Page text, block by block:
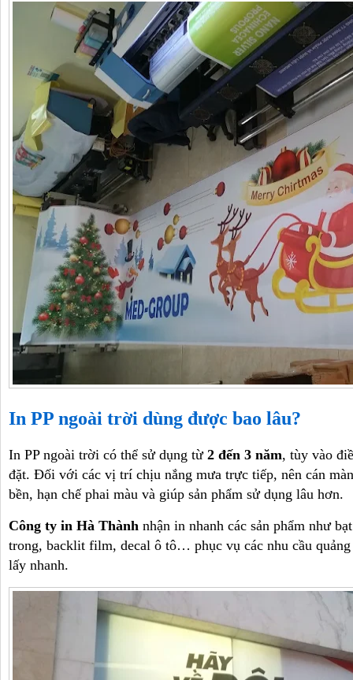
In PP ngoài trời dùng được bao lâu?
In PP ngoài trời có thể sử dụng từ 2 đến 3 năm, tùy vào
đặt. Đối với các vị trí chịu nắng mưa trực tiếp, nên cán
bền, hạn chế phai màu và giúp sản phẩm sử dụng lâu hơn.
Công ty in Hà Thành nhận in nhanh các sản phẩm như
trong, backlit film, decal ô tô… phục vụ các nhu cầu
lấy nhanh.